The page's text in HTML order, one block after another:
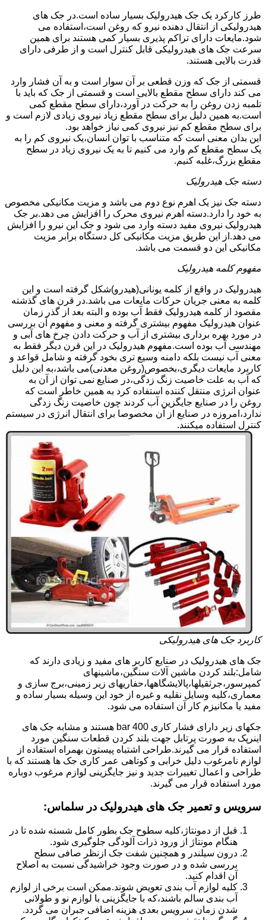
طرز کارکرد یک جک هیدرولیک بسیار ساده است.در جک های
هیدرولیکی از انتقال دهنده نیرو که روغن است،استفاده می
شود.مایعات دارای تراکم پذیری بسیار کمی هستند برای همین
سرعت جک های هیدرولیکی قابل کنترل است و از طرفی دارای
قدرت بالایی هستند.
قسمتی از جک که وزن قطعی بر آن سوار است و به آن فشار وارد
می کند دارای سطح مقطع بالایی است و قسمتی از جک که باید با
تلمبه زدن روغن را به حرکت در آورد،دارای سطح مقطع کمی
است.به همین دلیل برای سطح مقطع زیاد نیروی زیادی لازم است و
برای سطح مقطع کم نیز نیروی کمی نیاز خواهد بود.
این بدان معنی است که متناسب با توان انسان،یک نیروی کم را به
یک سطح مقطع کم وارد می کنیم تا به یک نیروی زیاد در سطح
مقطع بزرگ،غلبه کنیم.
دسته جک هیدرولیک
دسته جک نیز یک اهرم نوع دوم می باشد و مزیت مکانیکی مخصوص
به خود را دارد.دسته اهرم نیروی محرک را افزایش می دهد.بر جک
هیدرولیک نیروی مفید دسته وارد می شود و جک این نیرو را افزایش
می دهد.از این طریق مزیت مکانیکی کل دستگاه برابر مزیت
مکانیکی این دو قسمت می باشد.
مفهوم کلمه هیدرولیک
هیدرولیک در واقع از کلمه یونانی(هیدرو)شکل گرفته است و این
کلمه به معنی جریان حرکات مایعات می باشد.در قرن های گذشته
مقصود از کلمه هیدرولیک فقط آب بوده و البته بعد از گذر زمان
عنوان هیدرولیک مفهوم بیشتری گرفته و معنی و مفهوم آن بررسی
در مورد بهره برداری بیشتری از آب و حرکت دادن چرخ های آبی و
مهندسی آب بوده است.مفهوم هیدرولیک در این قرن دیگر فقط به
معنی آب نیست بلکه دامنه وسیع تری بخود گرفته و شامل قواعد و
کاربرد مایعات دیگری،بخصوص(روغن معدنی)می باشد،به این دلیل
که آب به علت خاصیت زنگ زدگی،در صنایع نمی توان از آن به
عنوان انرژی منتقل کننده استفاده کرد به همین خاطر است که
روغن را در صنایع جایگزین آب کردند چون خاصیت زنگ زدگی
ندارد،امروزه در صنایع از آن مخصوصا برای انتقال انرژی در سیستم
کنترل استفاده میکنند.
کاربرد جک های هیدرولیکی
جک های هیدرولیک در صنایع کاربر های مفید و زیادی دارند که
شامل:بلند کردن ماشین آلات سنگین،ماشینهای
کمپرسور،جرثقیلها،پالایشگاهها،حفاریهای زیر زمینی،برج سازی و
معماری،کلیه وسایل نقلیه و غیره از خود این وسیله بسیار ساده و
مفید یا مکانیزم کار آن استفاده می شود.
جکهای زیر دارای فشار کاری 400 bar هستند و مشابه جک های
اینرپک به صورت پرتابل جهت بلند کردن قطعات سنگین مورد
استفاده قرار می گیرند.طراحی اشتباه پیستون بهمراه استفاده از
لوازم نامرغوب دلیل خرابی و کوتاهی عمر کاری جک ها هستند که با
طراحی و اعمال تغییرات جدید و نیز جایگزینی لوازم مرغوب دوباره
مورد استفاده قرار می گیرند.
سرویس و تعمیر جک های هیدرولیک در سلماس:
قبل از دمونتاژ،کلیه سطوح جک بطور کامل شسته شده تا در
هنگام مونتاژ از ورود ذرات آلودگی جلوگیری شود.
درون سیلندر و همچنین شفت جک ازنظر صافی سطح
بررسی شده و در صورت وجود خراشیدگی نسبت به اصلاح
آن اقدام کنید.
کلیه لوازم آب بندی تعویض شوند.ممکن است برخی از لوازم
آب بندی سالم باشند،که با جایگزینی با لوازم نو و طولانی
شدن زمان سرویس بعدی هزینه اضافی جبران می گردد.